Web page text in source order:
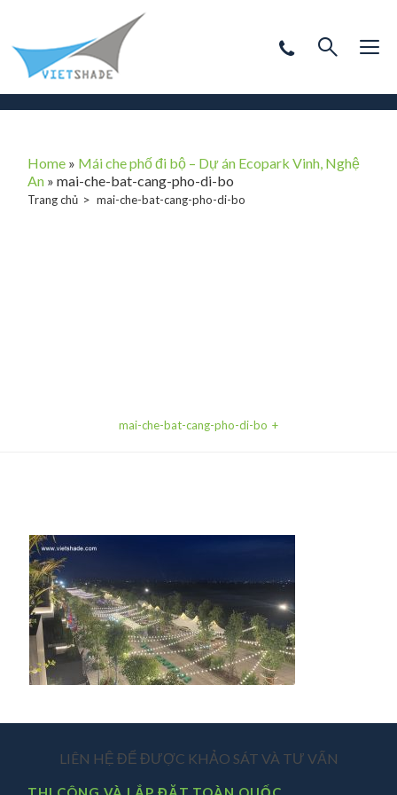
Home » Mái che phố đi bộ – Dự án Ecopark Vinh, Nghệ
An »mai-che-bat-cang-pho-di-bo
Trang chủ mai-che-bat-cang-pho-di-bo
mai-che-bat-cang-pho-di-bo
LIÊN HỆ ĐỂ ĐƯỢC KHẢO SÁT VÀ TƯ VẤN